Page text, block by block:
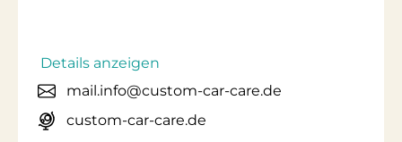
Details anzeigen
mail.info@custom-car-care.de
custom-car-care.de